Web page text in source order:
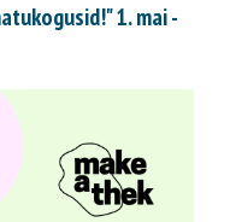
1. mai -